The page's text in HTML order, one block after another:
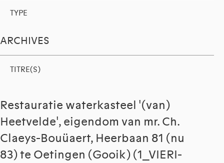
TYPE
ARCHIVES
TITRE(S)
Restauratie waterkasteel '(van)
Heetvelde', eigendom van mr. Ch.
Claeys-Bouüaert, Heerbaan 81 (nu
83) te Oetingen (Gooik) (1_VIERI-